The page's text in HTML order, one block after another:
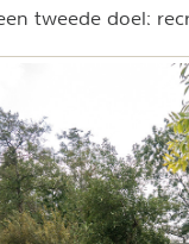
tweede doel: